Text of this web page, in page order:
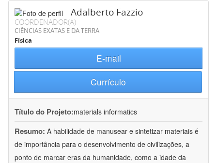
Adalberto Fazzio
COORDENADOR(A)
CIÊNCIAS EXATAS E DA TERRA
Física
E-mail
Currículo
Título do Projeto:materials informatics
Resumo: A habilidade de manusear e sintetizar materiais é
de importância para o desenvolvimento de civilizações, a
ponto de marcar eras da humanidade, como a idade da